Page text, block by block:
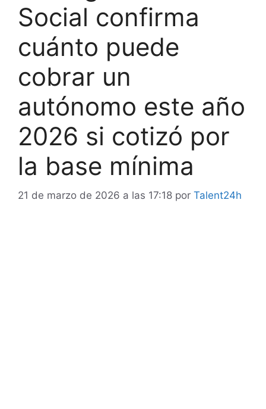
Social confirma
cuánto puede
cobrar un
autónomo este año
2026 si cotizó por
la base mínima
21 de marzo de 2026 a las 17:18 por Talent24h